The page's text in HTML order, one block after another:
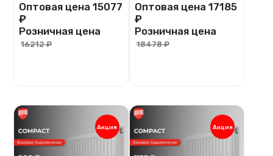
Оптовая цена15077
₽
Розничная цена
16212 ₽
Оптовая цена 17185
₽
Розничная цена
18478 ₽
Акция Акция